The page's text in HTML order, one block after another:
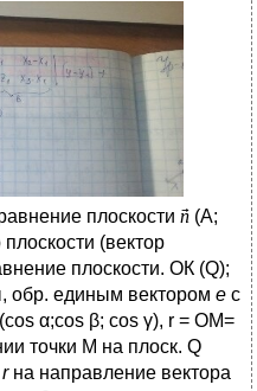
плоскости
(А;
(вектор
плоскости. ОК (Q);
обр. единым вектором е с
α;cos β; cos γ), r = OM=
точки М на плоск. Q
rна направление вектора